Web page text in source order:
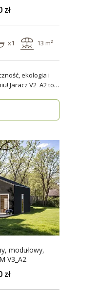
zł
x1 13 m²
ekologia i
to
modułowy,
V3_A2
zł